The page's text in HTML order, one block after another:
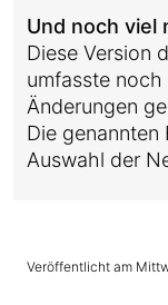
Und noch viel
Diese Version
umfasste
Änderungen
Die genannten
Auswahl der